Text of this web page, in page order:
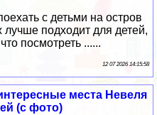
с детьми на остров
подходит для детей,
посмотреть ......
12 07 2026 14:15:58
места Невеля
(с фото)